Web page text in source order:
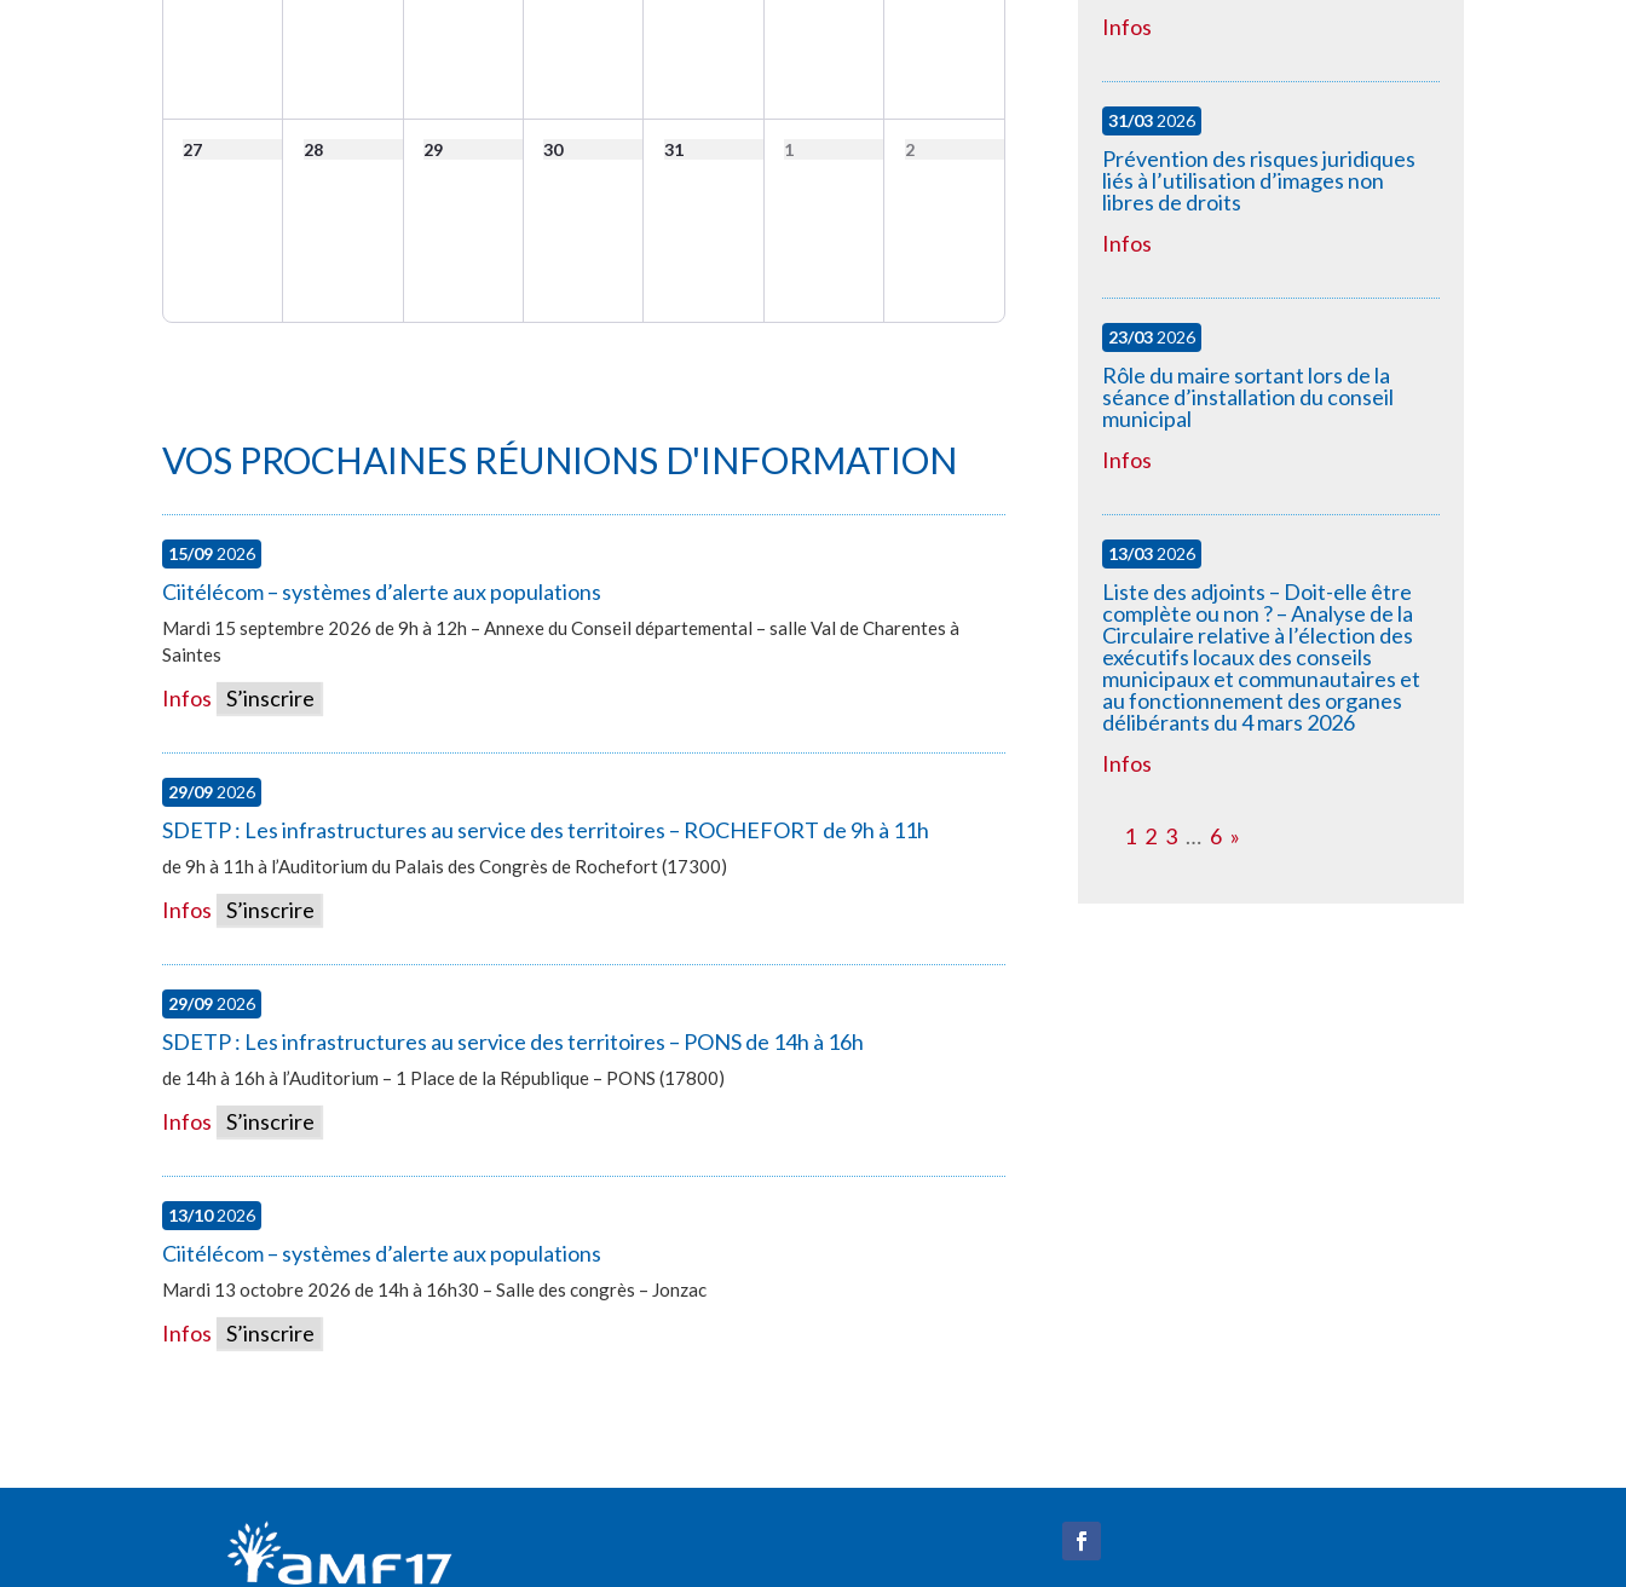
27 28 29 30 31 1 2
VOS PROCHAINES RÉUNIONS D'INFORMATION
15/09 2026
Ciitélécom – systèmes d’alerte aux populations
Mardi 15 septembre 2026 de 9h à 12h – Annexe du Conseil départemental – salle Val de Charentes à
Saintes
Infos S’inscrire
29/09 2026
SDETP : Les infrastructures au service des territoires – ROCHEFORT de 9h à 11h
de 9h à 11h à l’Auditorium du Palais des Congrès de Rochefort (17300)
Infos S’inscrire
29/09 2026
SDETP : Les infrastructures au service des territoires – PONS de 14h à 16h
de 14h à 16h à l’Auditorium – 1 Place de la République – PONS (17800)
Infos S’inscrire
13/102026
Ciitélécom – systèmes d’alerte aux populations
Mardi 13 octobre 2026 de 14h à 16h30 – Salle des congrès – Jonzac
Infos S’inscrire
Infos
31/032026
Prévention des risques juridiques
liés à l’utilisation d’images non
libres de droits
Infos
23/032026
Rôle du maire sortant lors de la
séance d’installation du conseil
municipal
Infos
13/032026
Liste des adjoints – Doit-elle être
complète ou non ? – Analyse de la
Circulaire relative à l’élection des
exécutifs locaux des conseils
municipaux et communautaires et
au fonctionnement des organes
délibérants du 4 mars 2026
Infos
1 2 3 … 6 »